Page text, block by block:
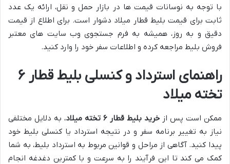
با توجه به نوسانات قیمت ها در بازار حمل و نقل، ارائه یک عدد
ثابت برای قیمت بلیط قطار میلاد دشوار است. برای اطلاع از قیمت
دقیق و به روز، همیشه به فرم جستجوی وب سایت های معتبر
فروش بلیط مراجعه کرده و اطلاعات سفر خود را وارد کنید.
راهنمای استرداد و کنسلی بلیط قطار ۶
تخته میلاد
ممکن است پس از خرید بلیط قطار ۶ تخته میلاد
، به دلایل مختلفی
نیاز به تغییر برنامه سفر و در نتیجه استرداد یا کنسلی بلیط خود
پیدا کنید. آگاهی از مراحل و قوانین مربوط به استرداد بلیط، به شما
کمک می کند تا این فرآیند را به سرعت و با کمترین دغدغه انجام